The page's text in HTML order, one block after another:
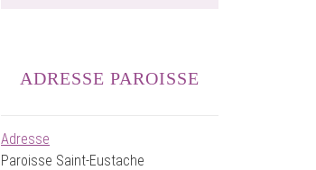
ADRESSE PAROISSE
Adresse
Paroisse Saint-Eustache